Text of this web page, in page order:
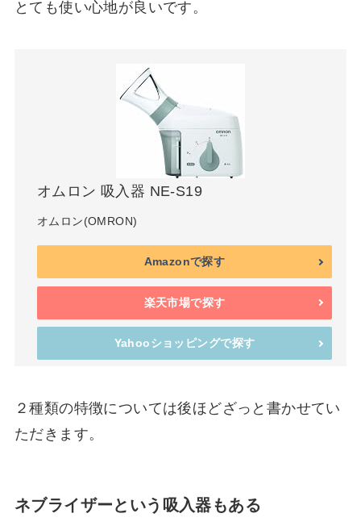
とても使い心地が良いです。
オムロン 吸入器 NE-S19
オムロン(OMRON)
Amazonで探す
楽天市場で探す
Yahooショッピングで探す
２種類の特徴については後ほどざっと書かせてい
ただきます。
ネブライザーという吸入器もある